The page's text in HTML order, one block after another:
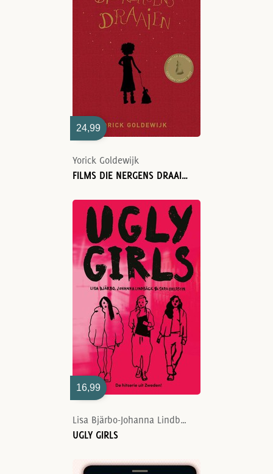
24,99
Yorick Goldewijk
FILMS DIE NERGENS DRAAIEN
16,99
Lisa Bjärbo-Johanna Lindbäck-Sara Ohlsson
UGLY GIRLS